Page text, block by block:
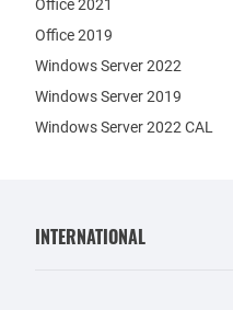
Office 2021
Office 2019
Windows Server 2022
Windows Server 2019
Windows Server 2022 CAL
INTERNATIONAL